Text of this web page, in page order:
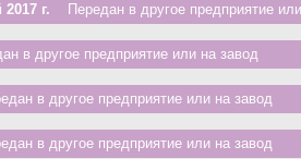
г. Передан в другое предприятие
в другое предприятие или на завод
в другое предприятие или на завод
в другое предприятие или на завод